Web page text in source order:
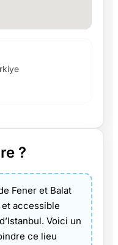
?
Fener et Balat
accessible
Voici un
ce lieu